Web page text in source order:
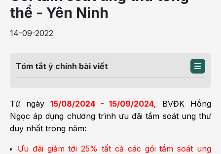
thể - Yên Ninh
14-09-2022
Tóm tắt ý chính bài viết
Từ ngày 15/08/2024 - 15/09/2024, BVĐK Hồng
Ngọc áp dụng chương trình ưu đãi tầm soát ung thư
duy nhất trong năm:
Ưu đãi giảm tới 25% tất cả các gói tầm soát ung